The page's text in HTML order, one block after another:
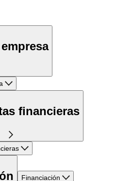
financieras
Financiación